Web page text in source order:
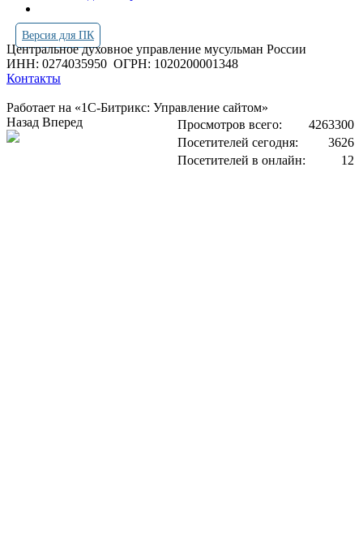
Версия для ПК
Центральное духовное управление мусульман России
ИНН: 0274035950 ОГРН: 1020200001348
Контакты
Работает на «1С-Битрикс: Управление сайтом»
Просмотров всего:
4263300
Посетителей сегодня:
3626
Посетителей в онлайн:
12
Назад Вперед